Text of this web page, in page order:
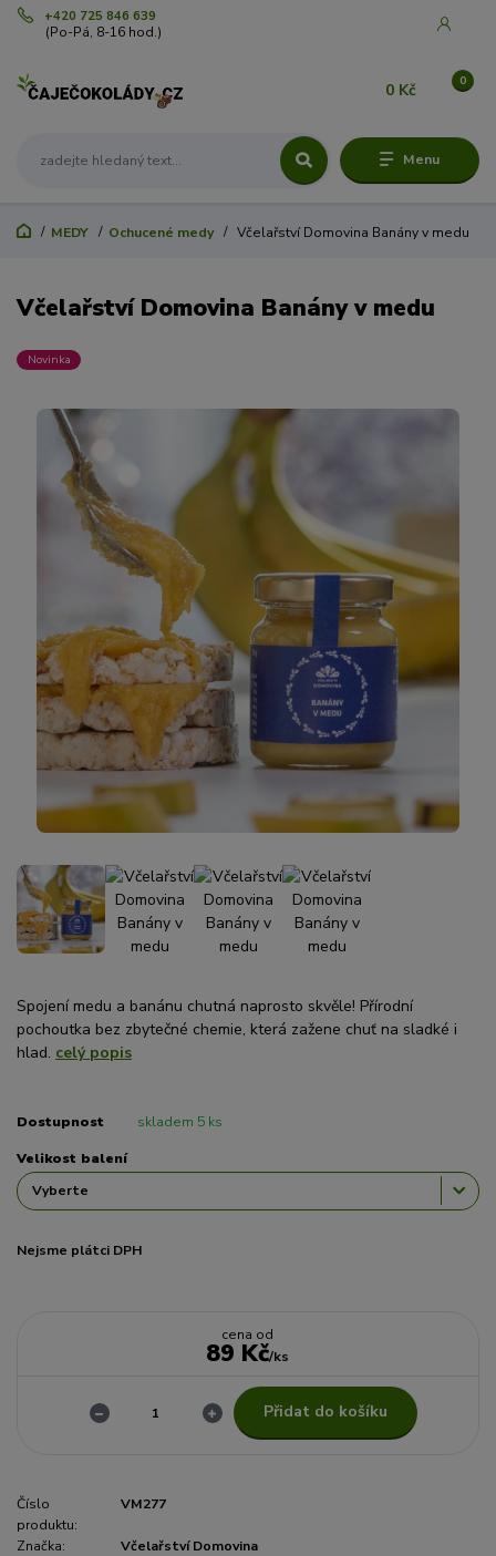
Menu
+420 725 846 639
(Po-Pá, 8-16 hod.)
0
0 Kč
MEDY Ochucené medy Včelařství Domovina Banány v medu
Včelařství Domovina Banány v medu
Novinka
Spojení medu a banánu chutná naprosto skvěle! Přírodní
pochoutka bez zbytečné chemie, která zažene chuť na sladké i
hlad. celý popis
Dostupnost skladem 5 ks
Velikost balení
Nejsme plátci DPH
cena od
89 Kč/ks
Přidat do košíku
Číslo
produktu:
VM277
Značka:
Včelařství Domovina